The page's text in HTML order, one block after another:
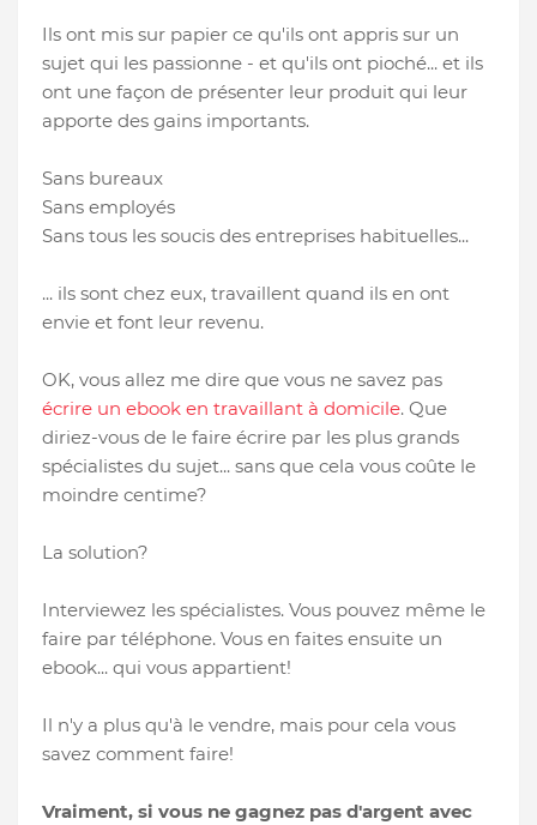
Ils ont mis sur papier ce qu'ils ont appris sur un
sujet qui les passionne - et qu'ils ont pioché... et ils
ont une façon de présenter leur produit qui leur
apporte des gains importants.
Sans bureaux
Sans employés
Sans tous les soucis des entreprises habituelles...
... ils sont chez eux, travaillent quand ils en ont
envie et font leur revenu.
OK, vous allez me dire que vous ne savez pas
écrire un ebook en travaillant à domicile. Que
diriez-vous de le faire écrire par les plus grands
spécialistes du sujet... sans que cela vous coûte le
moindre centime?
La solution?
Interviewez les spécialistes. Vous pouvez même le
faire par téléphone. Vous en faites ensuite un
ebook... qui vous appartient!
Il n'y a plus qu'à le vendre, mais pour cela vous
savez comment faire!
Vraiment, si vous ne gagnez pas d'argent avec